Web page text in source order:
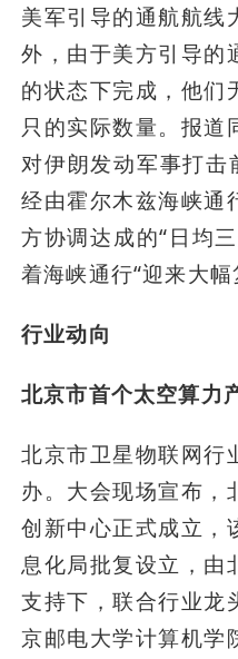
美军引导的通航航线
外，由于美方引导的
的状态下完成，他们
只的实际数量。报道
对伊朗发动军事打
经由霍尔木兹海峡通
方协调达成的“日均
着海峡通行“迎来大幅
行业动向
北京市首个太空算力
北京市卫星物联网行
办。大会现场宣布，
创新中心正式成立，
息化局批复设立，由
支持下，联合行业龙
京邮电大学计算机学